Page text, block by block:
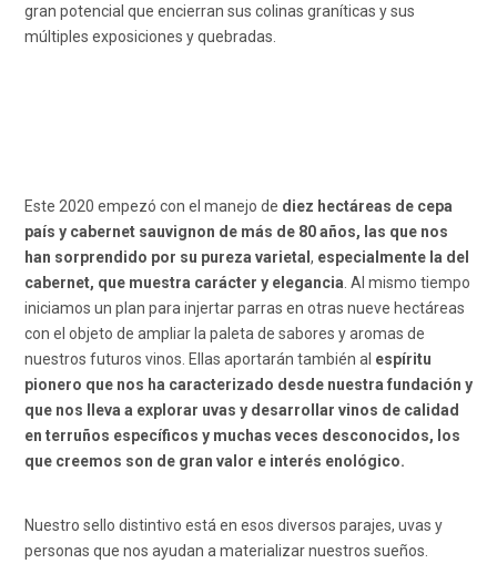
gran potencial que encierran sus colinas graníticas y sus
múltiples exposiciones y quebradas.
Este 2020 empezó con el manejo de diez hectáreas de cepa
país y cabernet sauvignon de más de 80 años, las que nos
han sorprendido por su pureza varietal , especialmente la del
cabernet, que muestra carácter y elegancia . Al mismo tiempo
iniciamos un plan para injertar parras en otras nueve hectáreas
con el objeto de ampliar la paleta de sabores y aromas de
nuestros futuros vinos. Ellas aportarán también al espíritu
pionero que nos ha caracterizado desde nuestra fundación y
que nos lleva a explorar uvas y desarrollar vinos de calidad
en terruños específicos y muchas veces desconocidos, los
que creemos son de gran valor e interés enológico.
Nuestro sello distintivo está en esos diversos parajes, uvas y
personas que nos ayudan a materializar nuestros sueños.